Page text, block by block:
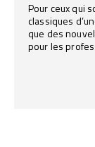
Pour ceux qui
classiques
que des
pour les